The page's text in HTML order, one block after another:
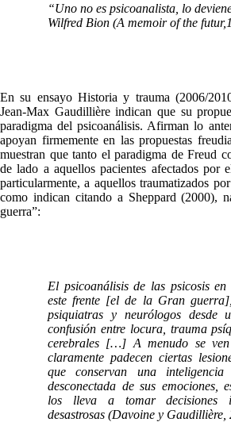
“Uno no es psicoanalista, lo
Wilfred Bion (A memoir of the
En su ensayo Historia y trauma (2006/
Jean-Max Gaudillière indican que su
paradigma del psicoanálisis. Afirman lo
apoyan firmemente en las propuestas
muestran que tanto el paradigma de Freud
de lado a aquellos pacientes afectados por
particularmente, a aquellos traumatizados
como indican citando a Sheppard (2000),
guerra”:
El psicoanálisis de las psicosis
este frente [el de la Gran
psiquiatras y neurólogos
confusión entre locura, trauma
cerebrales […] A menudo se ven
claramente padecen ciertas
que conservan una inteligencia
desconectada de sus emociones,
los lleva a tomar decisiones
desastrosas (Davoine y Gaudillière,